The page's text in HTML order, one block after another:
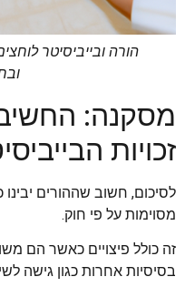
הורה ובייביסיטר
מסקנה:
זכויות
לסיכום, חשוב שההורים יבינו
מסוימות על פי חוק.
זה כולל פיצויים כאשר הם
בסיסיות אחרות כגון גישה